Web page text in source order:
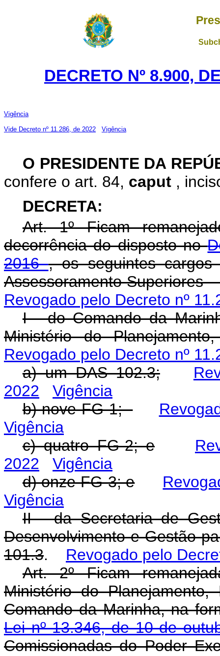
DECRETO Nº 8.900,
Vigência
Vide Decreto nº 11.286, de 2022 Vigência
O PRESIDENTE DA
confere o art. 84, caput ,
DECRETA:
Art. 1º Ficam
decorrência do disposto no
2016, os seguintes cargos
Assessoramento Superiores
Revogado pelo Decreto nº
I - do Comando da
Ministério do
Revogado pelo Decreto nº
a) um DAS 102.3;
2022
Vigência
b) nove FG-1;
Vigência
c) quatro FG-2; e
2022
Vigência
d) onze FG-3; e
Vigência
II - da Secretaria de
Desenvolvimento e Gestão
101.3. Revogado pelo
Art. 2º Ficam
Ministério do
Comando da Marinha, na
Lei nº 13.346, de 10 de
Comissionadas do Poder